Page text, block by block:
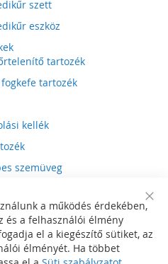
szett
eszköz
tartozék
tartozék
kellék
szemüveg
lejátszó
Bar
a működés érdekében,
és a felhasználói élmény
el a kiegészítő sütiket, az
élményét. Ha többet